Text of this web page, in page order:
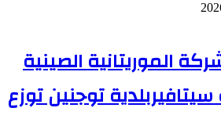
الموريتانية الصينية
توجنين توزع